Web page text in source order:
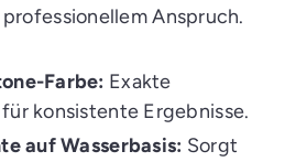
s
e
l
g
Anspruch.
Farbe: Exakte
konsistente Ergebnisse.
auf Wasserbasis: Sorgt